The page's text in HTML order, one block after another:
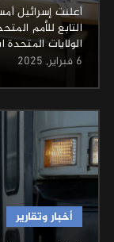
أعلنت إسرائيل
التابع للأمم
الولايات المتحدة
6 فبراير, 2025
أخبار وتقارير